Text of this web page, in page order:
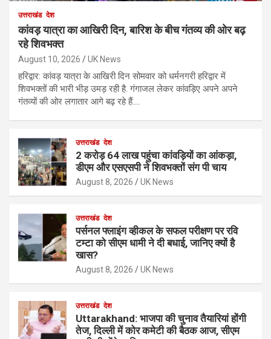
उत्तराखंड देश
कांवड़ यात्रा का आखिरी दिन, बारिश के बीच गंतव्य की ओर बढ़
रहे शिवभक्त
August 10, 2026 UK News
हरिद्वार: कांवड़ यात्रा के आखिरी दिन सोमवार को धर्मनगरी हरिद्वार में
शिवभक्तों की भारी भीड़ उमड़ रही है. गंगाजल लेकर कांवड़िए अपने अपने
गंतव्यों की ओर लगातार आगे बढ़ रहे हैं.…
उत्तराखंड देश
2 करोड़ 64 लाख पहुंचा कांवड़ियों का आंकड़ा,
डीएम और एसएसपी ने शिवभक्तों संग पी चाय
August 8, 2026 UK News
उत्तराखंड देश
पर्सनल फ्लाइंग व्हीकल के सफल परीक्षण पर रवि
टम्टा को सीएम धामी ने दी बधाई, जानिए क्यों है
खास?
August 8, 2026 UK News
उत्तराखंड देश
Uttarakhand: भाजपा की चुनाव तैयारियां होंगी
तेज, दिल्ली में कोर कमेटी की बैठक आज, सीएम